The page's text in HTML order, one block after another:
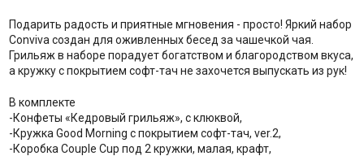
Подарить радость и приятные мгновения - просто! Яркий набор
Conviva создан для оживленных бесед за чашечкой чая.
Грильяж в наборе порадует богатством и благородством вкуса,
а кружку с покрытием софт-тач не захочется выпускать из рук!
В комплекте
-Конфеты «Кедровый грильяж», с клюквой,
-Кружка Good Morning с покрытием софт-тач, ver.2,
-Коробка Couple Cup под 2 кружки, малая, крафт,